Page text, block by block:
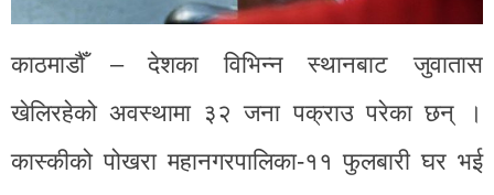
काठमाडौँ – देशका विभिन्न स्थानबाट जुवातास
खेलिरहेको अवस्थामा ३२ जना पक्राउ परेका छन् ।
कास्कीको पोखरा महानगरपालिका-११ फुलबारी घर भई